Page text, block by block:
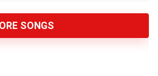
SONGS